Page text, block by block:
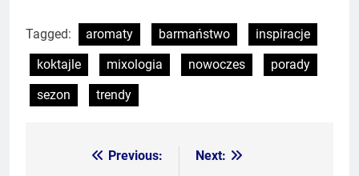
Tagged: aromaty barmaństwo
inspiracje
koktajle
mixologia nowoczes
porady
sezon
trendy
NawigacjaPrevious:
Next: